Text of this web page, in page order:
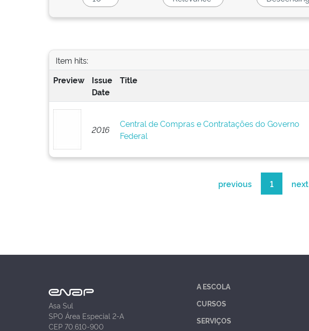
Item hits:
Preview
Issue
Date
Title
2016
Central de Compras e Contratações do Governo
Federal
previous 1 next
Asa Sul
SPO Área Especial 2-A
CEP 70.610-900
A ESCOLA
CURSOS
SERVIÇOS